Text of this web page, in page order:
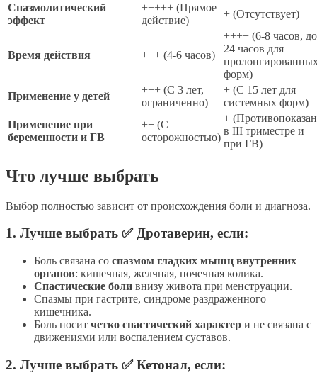
Спазмолитический
эффект
+++++ (Прямое
действие)
+ (Отсутствует)
Время действия +++ (4-6 часов)
++++ (6-8 часов, до
24 часов для
форм)
Применение у детей
+++ (С 3 лет,
ограниченно)
+ (С 15 лет для
системных форм)
Применение при
беременности и ГВ
++ (С
осторожностью)
+ (Противопоказан
в III триместре и
при ГВ)
Что лучше выбрать
Выбор полностью зависит от происхождения боли и диагноза.
1. Лучше выбрать ✅Дротаверин, если:
Боль связана со спазмом гладких мышц внутренних
органов: кишечная, желчная, почечная колика.
Спастические боли внизу живота при менструации.
Спазмы при гастрите, синдроме раздраженного
кишечника.
Боль носит четко спастический характер и не связана с
движениями или воспалением суставов.
2. Лучше выбрать ✅Кетонал, если: